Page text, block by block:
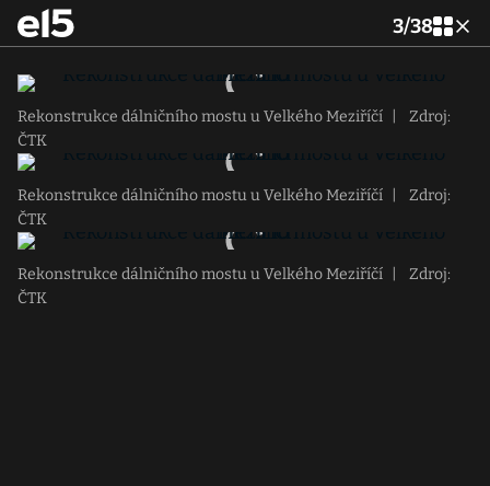
3/38
Rekonstrukce dálničního mostu u Velkého Meziříčí
Zdroj:
ČTK
Rekonstrukce dálničního mostu u Velkého Meziříčí
Zdroj:
ČTK
Rekonstrukce dálničního mostu u Velkého Meziříčí
Zdroj:
ČTK